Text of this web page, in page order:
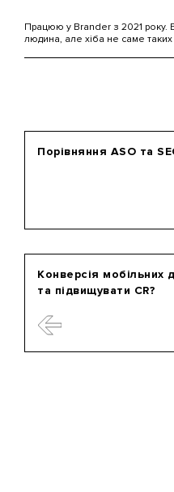
Працюю у Brander з 2021 року.
людина, але хіба не саме таких
Конверсія мобільних
та підвищувати CR?
Порівняння ASO та